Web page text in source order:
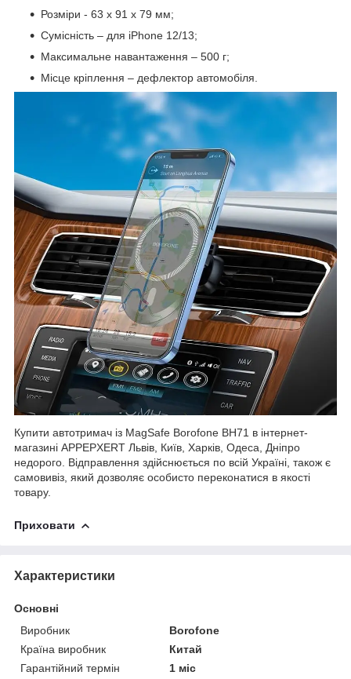
Розміри - 63 х 91 х 79 мм;
Сумісність – для iPhone 12/13;
Максимальне навантаження – 500 г;
Місце кріплення – дефлектор автомобіля.
Купити автотримач із MagSafe Borofone BH71 в інтернет-
магазині APPEPXERT Львів, Київ, Харків, Одеса, Дніпро
недорого. Відправлення здійснюється по всій Україні, також є
самовивіз, який дозволяє особисто переконатися в якості
товару.
Приховати
Характеристики
Основні
Виробник
Borofone
Країна виробник
Китай
Гарантійний термін
1 міс